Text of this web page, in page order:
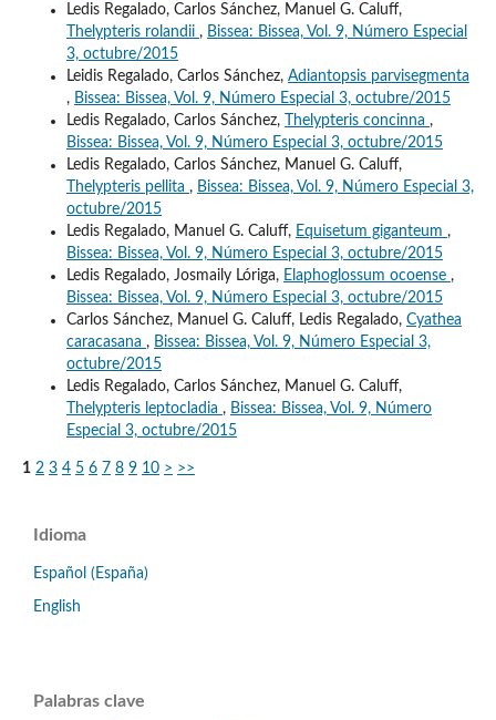
Ledis Regalado, Carlos Sánchez, Manuel G. Caluff,
Thelypteris rolandii , Bissea: Bissea, Vol. 9, Número Especial
3, octubre/2015
Leidis Regalado, Carlos Sánchez, Adiantopsis parvisegmenta
, Bissea: Bissea, Vol. 9, Número Especial 3, octubre/2015
Ledis Regalado, Carlos Sánchez,
Thelypteris concinna ,
Bissea: Bissea, Vol. 9, Número Especial 3, octubre/2015
Ledis Regalado, Carlos Sánchez, Manuel G. Caluff,
Thelypteris pellita , Bissea: Bissea, Vol. 9, Número Especial 3,
octubre/2015
Ledis Regalado, Manuel G. Caluff, Equisetum giganteum ,
Bissea: Bissea, Vol. 9, Número Especial 3, octubre/2015
Ledis Regalado, Josmaily Lóriga, Elaphoglossum ocoense ,
Bissea: Bissea, Vol. 9, Número Especial 3, octubre/2015
Carlos Sánchez, Manuel G. Caluff, Ledis Regalado, Cyathea
caracasana , Bissea: Bissea, Vol. 9, Número Especial 3,
octubre/2015
Ledis Regalado, Carlos Sánchez, Manuel G. Caluff,
Thelypteris leptocladia , Bissea: Bissea, Vol. 9, Número
Especial 3, octubre/2015
1 2 3 4 5 6 7 8 9 10 > >>
Idioma
Español (España)
English
Palabras clave